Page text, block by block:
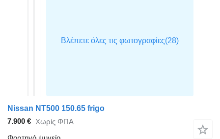
Nissan NT500 150.65 frigo
7.900 € Χωρίς ΦΠΑ